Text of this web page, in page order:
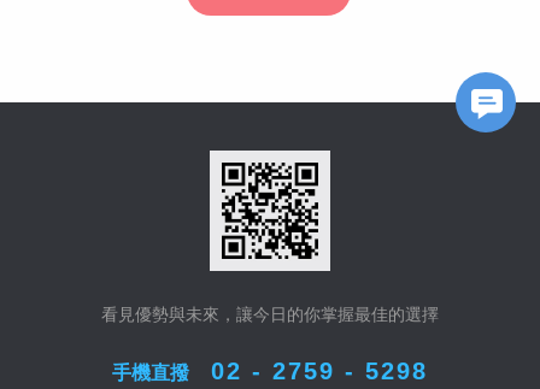
FB Messageer
看見優勢與未來，讓今日的你掌握最佳的選擇
手機直撥 02 - 2759 - 5298